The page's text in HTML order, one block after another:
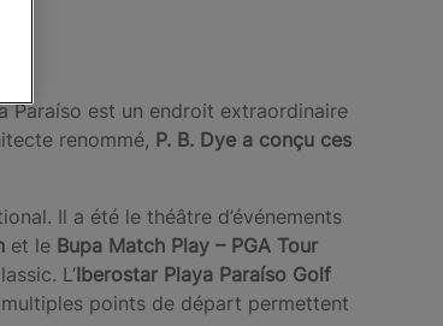
Paraíso est un endroit extraordinaire
renommé, P. B. Dye a conçu ces
Il a été le théâtre d’événements
et le Bupa Match Play – PGA Tour
L’Iberostar Playa Paraíso Golf
points de départ permettent